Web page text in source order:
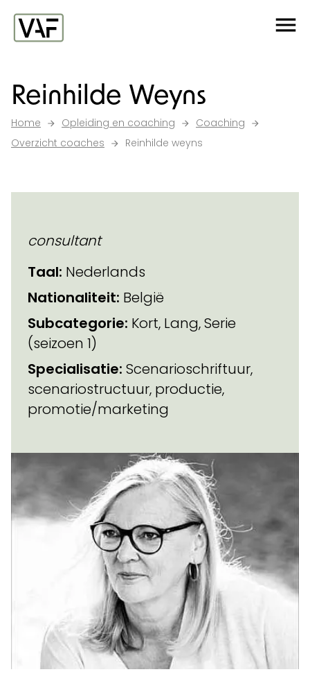
Ga verder naar de inhoud
Reinhilde Weyns
Home Opleiding en coaching
Coaching
Overzicht coaches
Reinhilde weyns
consultant
Taal: Nederlands
Nationaliteit: België
Subcategorie: Kort, Lang, Serie
(seizoen 1)
Specialisatie: Scenarioschriftuur,
scenariostructuur, productie,
promotie/marketing